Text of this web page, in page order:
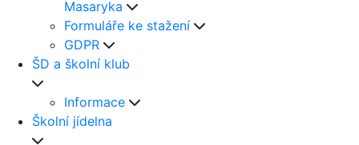
Masaryka
Formuláře ke stažení
GDPR
ŠD a školní klub
Informace
Školní jídelna